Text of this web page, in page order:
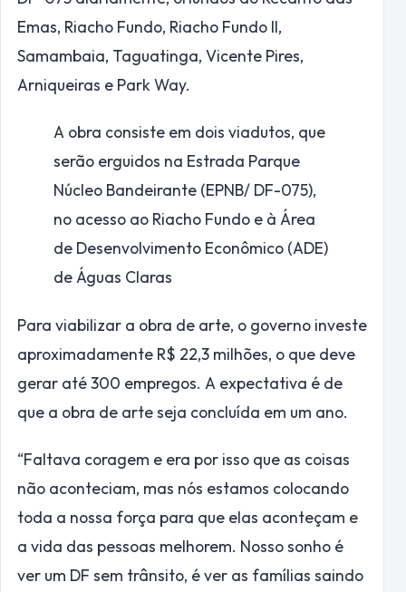
Emas, Riacho Fundo, Riacho Fundo II,
Samambaia, Taguatinga, Vicente Pires,
Arniqueiras e Park Way.
A obra consiste em dois viadutos, que
serão erguidos na Estrada Parque
Núcleo Bandeirante (EPNB/ DF-075),
no acesso ao Riacho Fundo e à Área
de Desenvolvimento Econômico (ADE)
de Águas Claras
Para viabilizar a obra de arte, o governo investe
aproximadamente R$ 22,3 milhões, o que deve
gerar até 300 empregos. A expectativa é de
que a obra de arte seja concluída em um ano.
“Faltava coragem e era por isso que as coisas
não aconteciam, mas nós estamos colocando
toda a nossa força para que elas aconteçam e
a vida das pessoas melhorem. Nosso sonho é
ver um DF sem trânsito, é ver as famílias saindo